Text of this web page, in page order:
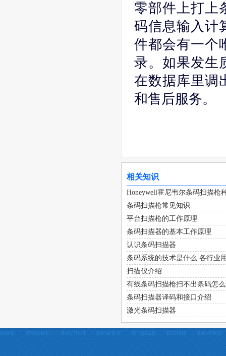
零部件上打上
码信息输入计
件都会有一个
录。如果发生
在数据库里调
和售后服务。
相关知识
Honeywell霍尼韦尔条码扫描枪
条码扫描枪常见知识
平台扫描枪的工作原理
条码扫描器的基本工作原理
认识条码扫描器
条码系统的技术是什么 各行业
扫描仪介绍
有线条码扫描枪扫不出条码怎
条码扫描器译码和接口介绍
激光条码扫描器
贴标机 定制贴标机 条码打印机 条码采集器 条码扫描枪 扫描模组 条码检测仪